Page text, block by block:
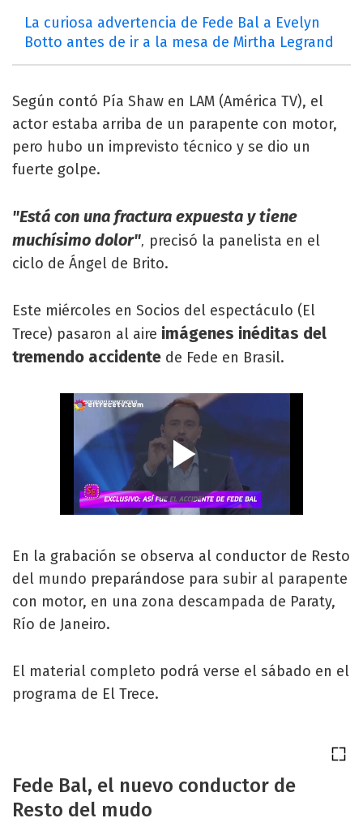
La curiosa advertencia de Fede Bal a Evelyn
Botto antes de ir a la mesa de Mirtha Legrand
Según contó Pía Shaw en LAM (América TV), el
actor estaba arriba de un parapente con motor,
pero hubo un imprevisto técnico y se dio un
fuerte golpe.
"Está con una fractura expuesta y tiene
muchísimo dolor", precisó la panelista en el
ciclo de Ángel de Brito.
Este miércoles en Socios del espectáculo (El
Trece) pasaron al aire imágenes inéditas del
tremendo accidente de Fede en Brasil.
En la grabación se observa al conductor de Resto
del mundo preparándose para subir al parapente
con motor, en una zona descampada de Paraty,
Río de Janeiro.
El material completo podrá verse el sábado en el
programa de El Trece.
Fede Bal, el nuevo conductor de
Resto del mudo